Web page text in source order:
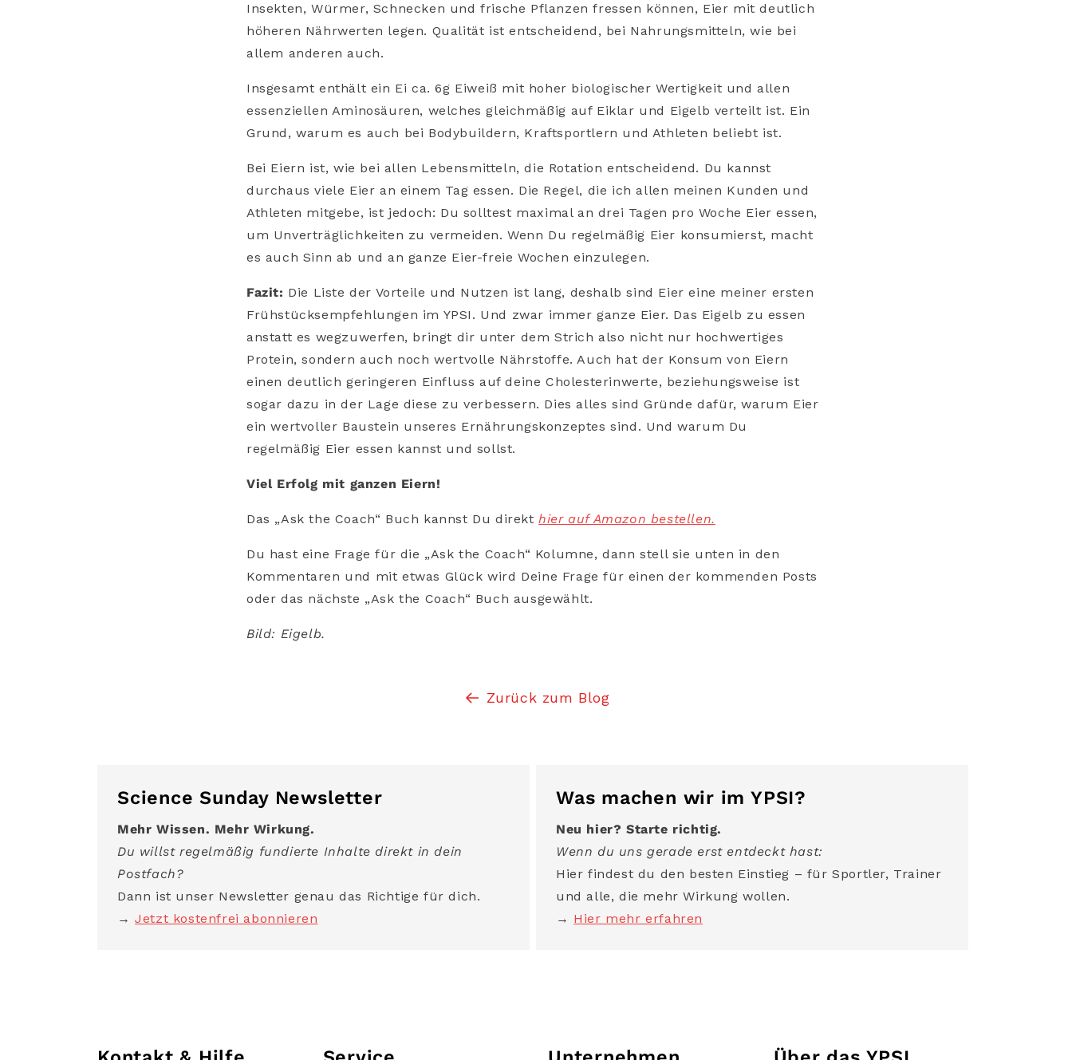
Insekten, Würmer, Schnecken und frische Pflanzen fressen können, Eier mit deutlich
höheren Nährwerten legen. Qualität ist entscheidend, bei Nahrungsmitteln, wie bei
allem anderen auch.
Insgesamt enthält ein Ei ca. 6g Eiweiß mit hoher biologischer Wertigkeit und allen
essenziellen Aminosäuren, welches gleichmäßig auf Eiklar und Eigelb verteilt ist. Ein
Grund, warum es auch bei Bodybuildern, Kraftsportlern und Athleten beliebt ist.
Bei Eiern ist, wie bei allen Lebensmitteln, die Rotation entscheidend. Du kannst
durchaus viele Eier an einem Tag essen. Die Regel, die ich allen meinen Kunden und
Athleten mitgebe, ist jedoch: Du solltest maximal an drei Tagen pro Woche Eier essen,
um Unverträglichkeiten zu vermeiden. Wenn Du regelmäßig Eier konsumierst, macht
es auch Sinn ab und an ganze Eier-freie Wochen einzulegen.
Fazit: Die Liste der Vorteile und Nutzen ist lang, deshalb sind Eier eine meiner ersten
Frühstücksempfehlungen im YPSI. Und zwar immer ganze Eier. Das Eigelb zu essen
anstatt es wegzuwerfen, bringt dir unter dem Strich also nicht nur hochwertiges
Protein, sondern auch noch wertvolle Nährstoffe. Auch hat der Konsum von Eiern
einen deutlich geringeren Einfluss auf deine Cholesterinwerte, beziehungsweise ist
sogar dazu in der Lage diese zu verbessern. Dies alles sind Gründe dafür, warum Eier
ein wertvoller Baustein unseres Ernährungskonzeptes sind. Und warum Du
regelmäßig Eier essen kannst und sollst.
Viel Erfolg mit ganzen Eiern!
Das „Ask the Coach“ Buch kannst Du direkthier auf Amazon bestellen.
Du hast eine Frage für die „Ask the Coach“ Kolumne, dann stell sie unten in den
Kommentaren und mit etwas Glück wird Deine Frage für einen der kommenden Posts
oder das nächste „Ask the Coach“ Buch ausgewählt.
Bild: Eigelb.
Zurück zum Blog
Science Sunday Newsletter
Mehr Wissen. Mehr Wirkung.
Du willst regelmäßig fundierte Inhalte direkt in dein
Postfach?
Dann ist unser Newsletter genau das Richtige für dich.
→Jetzt kostenfrei abonnieren
Was machen wir im YPSI?
Neu hier? Starte richtig.
Wenn du uns gerade erst entdeckt hast:
Hier findest du den besten Einstieg – für Sportler, Trainer
und alle, die mehr Wirkung wollen.
→ Hier mehr erfahren